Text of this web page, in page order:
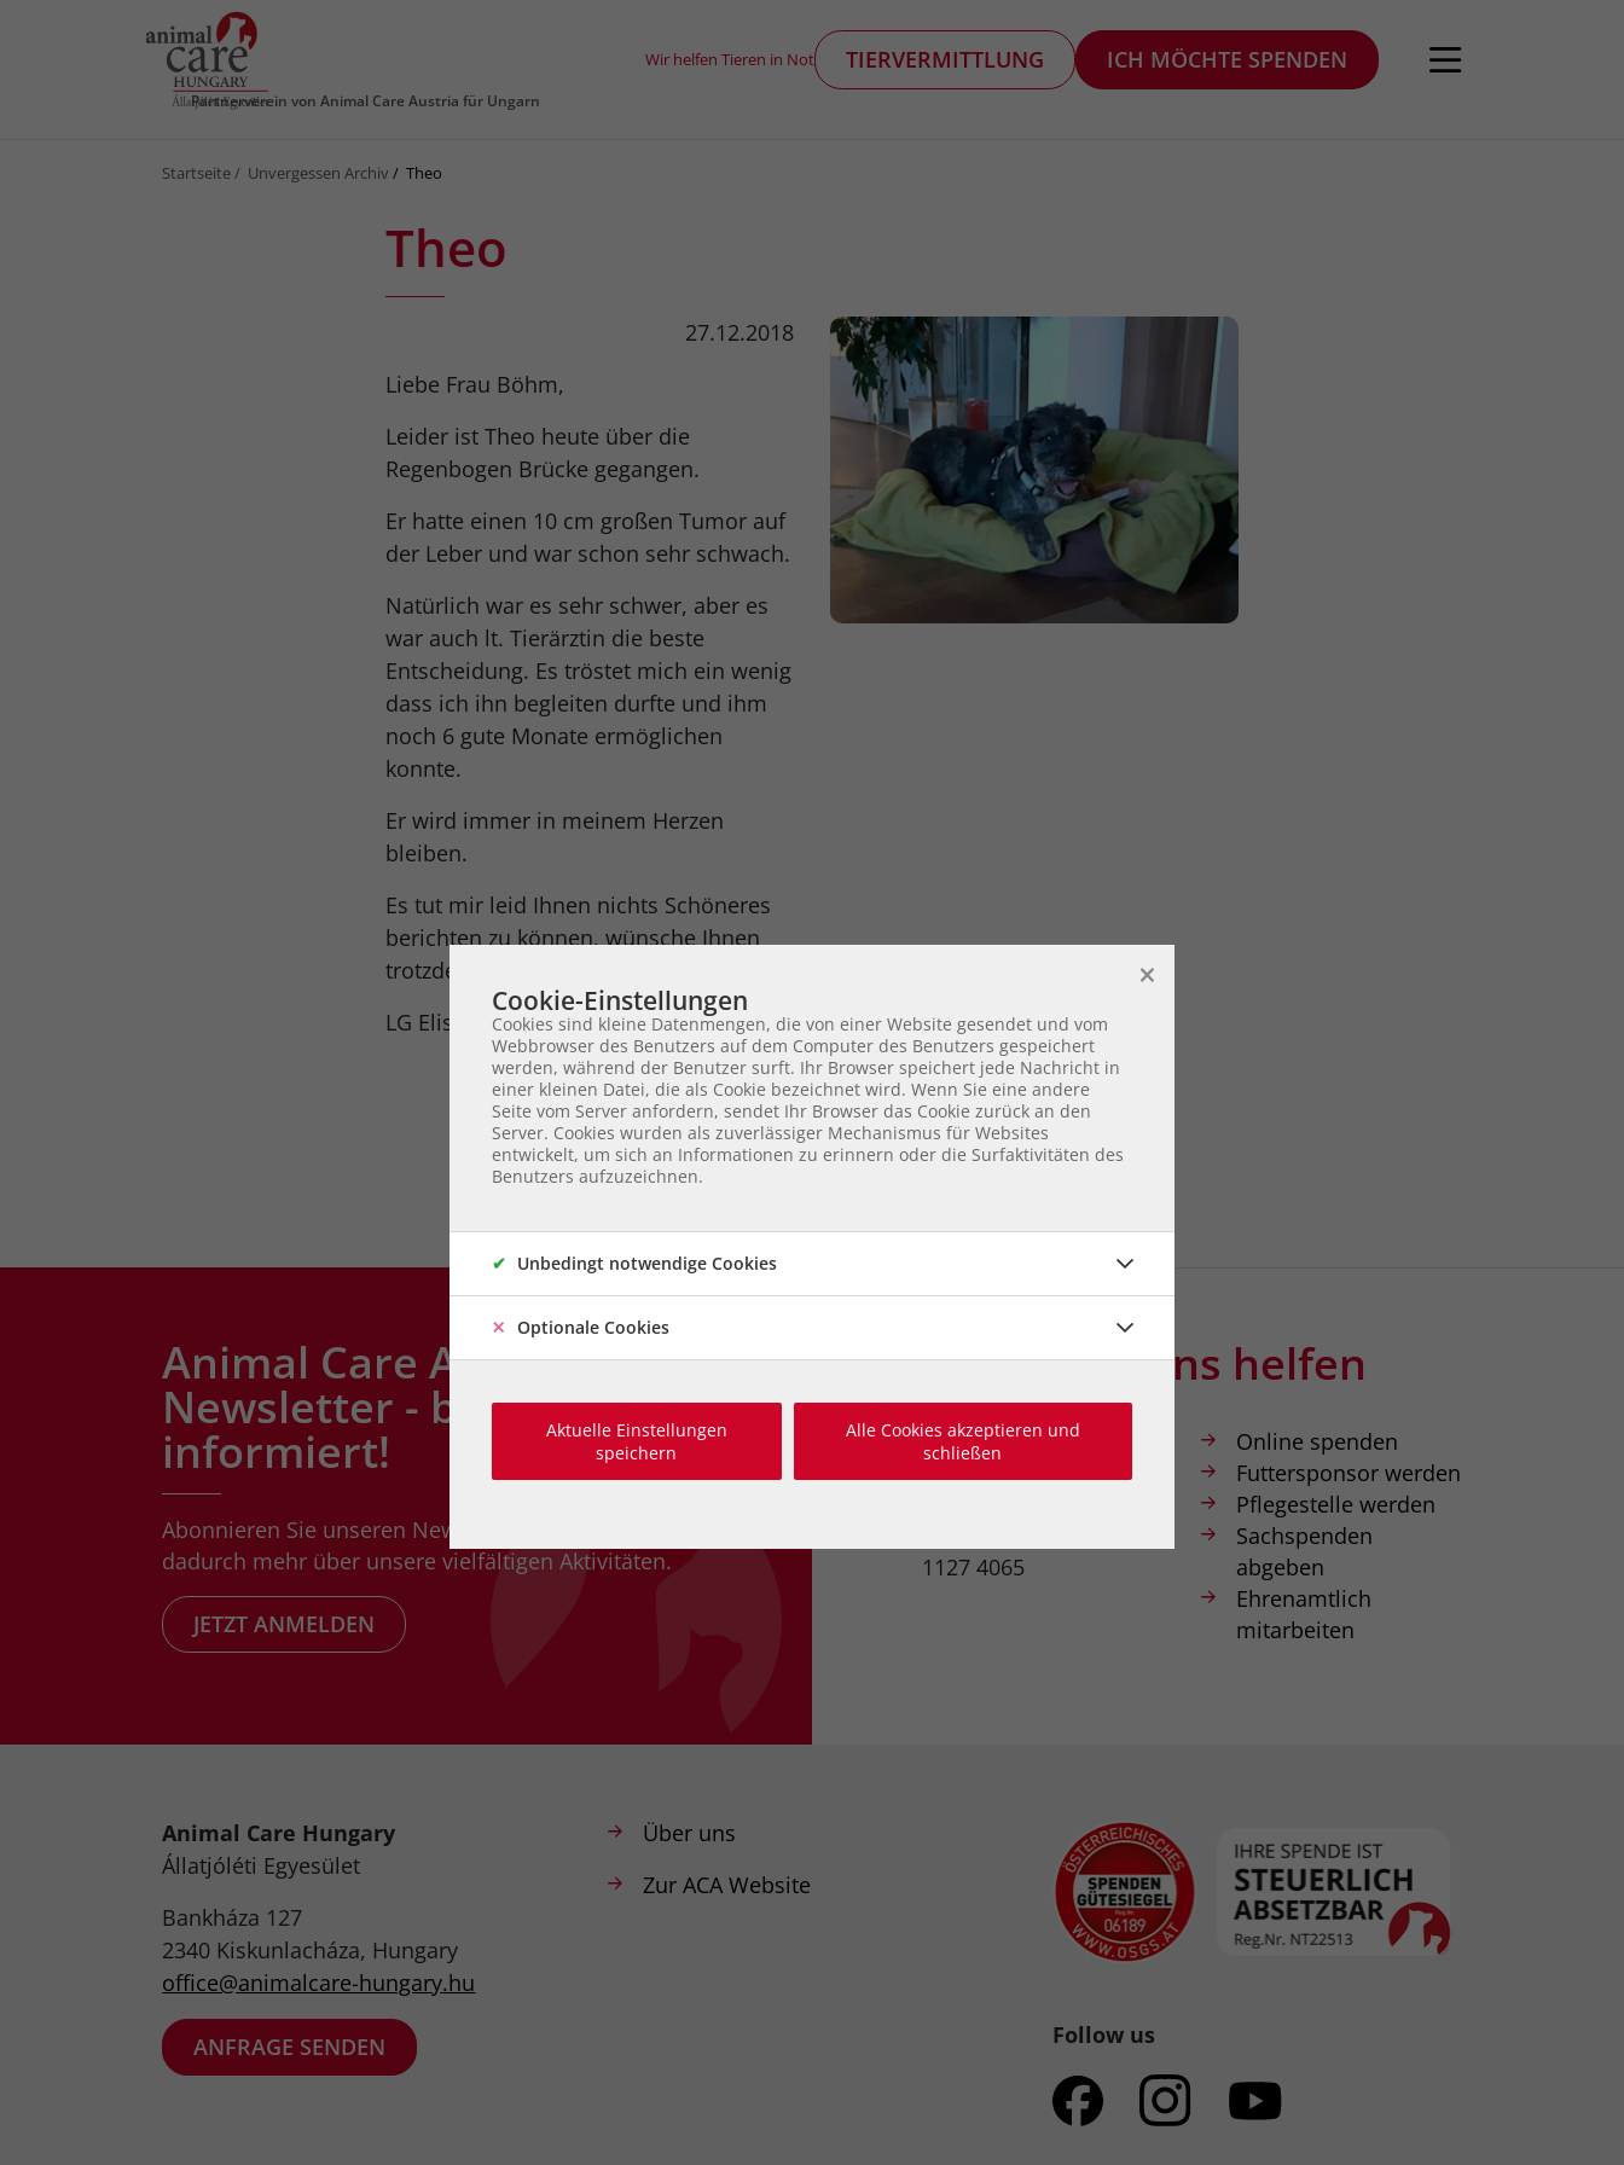
Cookie-Einstellungen
Cookies sind kleine Datenmengen, die von einer Website gesendet und vom
Webbrowser des Benutzers auf dem Computer des Benutzers gespeichert
werden, während der Benutzer surft. Ihr Browser speichert jede Nachricht in
einer kleinen Datei, die als Cookie bezeichnet wird. Wenn Sie eine andere
Seite vom Server anfordern, sendet Ihr Browser das Cookie zurück an den
Server. Cookies wurden als zuverlässiger Mechanismus für Websites
entwickelt, um sich an Informationen zu erinnern oder die Surfaktivitäten des
Benutzers aufzuzeichnen.
×
Unbedingt notwendige Cookies
Optionale Cookies
Aktuelle Einstellungen
speichern
Alle Cookies akzeptieren und
schließen
Partnerverein von Animal Care Austria für Ungarn
Wir helfen Tieren in Not TIERVERMITTLUNG ICH MÖCHTE SPENDEN
Startseite Unvergessen Archiv Theo
Theo
27.12.2018
Liebe Frau Böhm,
Leider ist Theo heute über die
Regenbogen Brücke gegangen.
Er hatte einen 10 cm großen Tumor auf
der Leber und war schon sehr schwach.
Natürlich war es sehr schwer, aber es
war auch lt. Tierärztin die beste
Entscheidung. Es tröstet mich ein wenig
dass ich ihn begleiten durfte und ihm
noch 6 gute Monate ermöglichen
konnte.
Er wird immer in meinem Herzen
bleiben.
Es tut mir leid Ihnen nichts Schöneres
berichten zu können, wünsche Ihnen
trotzdem ein glückliches neues Jahr!
LG Elisabeth Seiler
Animal Care Austria
Newsletter - bleiben Sie
informiert!
Abonnieren Sie unseren Newsletter und erfahren
dadurch mehr über unsere vielfältigen Aktivitäten.
JETZT ANMELDEN
Helfen Sie uns helfen
Unser Spendenkonto
Raiffeisenbank Wien
1127 4065
Online spenden
Futtersponsor werden
Pflegestelle werden
Sachspenden
abgeben
Ehrenamtlich
mitarbeiten
Animal Care Hungary
Állatjóléti Egyesület
Bankháza 127
2340 Kiskunlacháza, Hungary
office@animalcare-hungary.hu​
ANFRAGE SENDEN
Über uns
Zur ACA Website
Follow us